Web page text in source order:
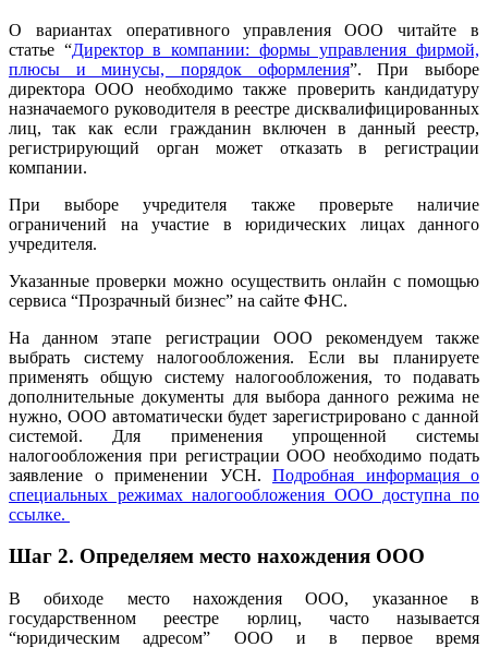
О вариантах оперативного управления ООО читайте в
статье “Директор в компании: формы управления фирмой,
плюсы и минусы, порядок оформления”.При выборе
директора ООО необходимо также проверить кандидатуру
назначаемого руководителя в реестре дисквалифицированных
лиц, так как если гражданин включен в данный реестр,
регистрирующий орган может отказать в регистрации
компании.
При выборе учредителя также проверьте наличие
ограничений на участие в юридических лицах данного
учредителя.
Указанные проверки можно осуществить онлайн с помощью
сервиса “Прозрачный бизнес” на сайте ФНС.
На данном этапе регистрации ООО рекомендуем также
выбрать систему налогообложения. Если вы планируете
применять общую систему налогообложения, то подавать
дополнительные документы для выбора данного режима не
нужно, ООО автоматически будет зарегистрировано с данной
системой. Для применения упрощенной системы
налогообложения при регистрации ООО необходимо подать
заявление о применении УСН. Подробная информация о
специальных режимах налогообложения ООО доступна по
ссылке.
Шаг 2. Определяем место нахождения ООО
В обиходе место нахождения ООО, указанное в
государственном реестре юрлиц, часто называется
“юридическим адресом” ООО и в первое время